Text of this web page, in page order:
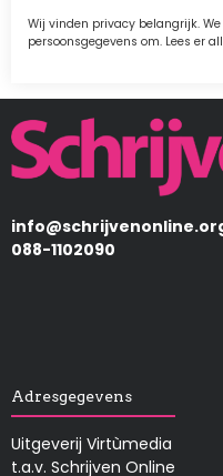
Wij vinden privacy belangrijk.
persoonsgegevens om. Lees er
Afbeelding
088-1102090
Adresgegevens
Uitgeverij Virtùmedia
t.a.v. Schrijven Online